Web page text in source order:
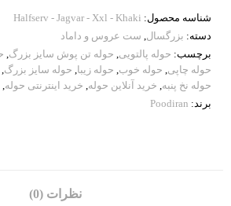
شناسه محصول: Halfserv - Jagvar - Xxl - Khaki
دسته: بزرگسال, ست عروس و داماد
برچسب: حوله پالتویی, حوله تن پوش سایز بزرگ,
حوله چاپی, حوله خوب, حوله زیبا, حوله سایز بزرگ,
حوله نخ پنبه, خرید آنلاین حوله, خرید اینترنتی حوله,
برند: Poodiran
نظرات (0)